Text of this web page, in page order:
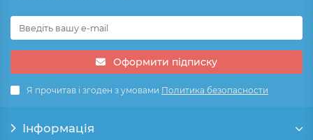
Оформити підписку
Я прочитав і згоден з умовами Политика безопасности
Інформація